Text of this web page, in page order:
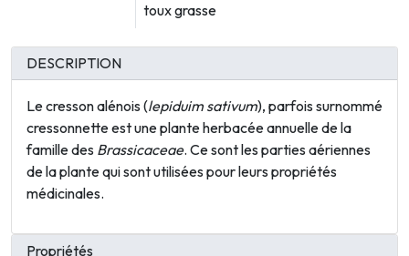
toux grasse
DESCRIPTION
Le cresson alénois (lepiduim sativum), parfois surnommé
cressonnette est une plante herbacée annuelle de la
famille des Brassicaceae. Ce sont les parties aériennes
de la plante qui sont utilisées pour leurs propriétés
médicinales.
Propriétés